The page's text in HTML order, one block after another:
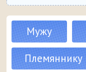
Мужу
Племяннику